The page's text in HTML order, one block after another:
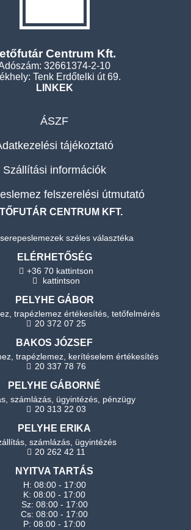
Centrum Kft.
32661374-2-10
Tenk Erdőtelki út 69.
LINKEK
ÁSZF
tájékoztató
Szállítási információk
felszerelési útmutató
CENTRUM KFT.
széles választéka
ELÉRHETŐSÉG
+36 70 kattintson
kattintson
PELYHE GÁBOR
trapézlemez értékesítés, tetőfelmérés
20 372 07 25
BAKOS JÓZSEF
trapézlemez, kerítéselem értékesítés
20 337 78 76
PELYHE GÁBORNÉ
számlázás, ügyintézés, pénzügy
20 313 22 03
PELYHE ERIKA
számlázás, ügyintézés
20 262 42 11
NYITVA TARTÁS
H: 08:00 - 17:00
K: 08:00 - 17:00
Sz: 08:00 - 17:00
Cs: 08:00 - 17:00
P: 08:00 - 17:00